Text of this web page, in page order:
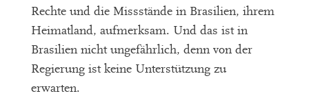
Rechte und die Missstände in Brasilien, ihrem
Heimatland, aufmerksam. Und das ist in
Brasilien nicht ungefährlich, denn von der
Regierung ist keine Unterstützung zu
erwarten.